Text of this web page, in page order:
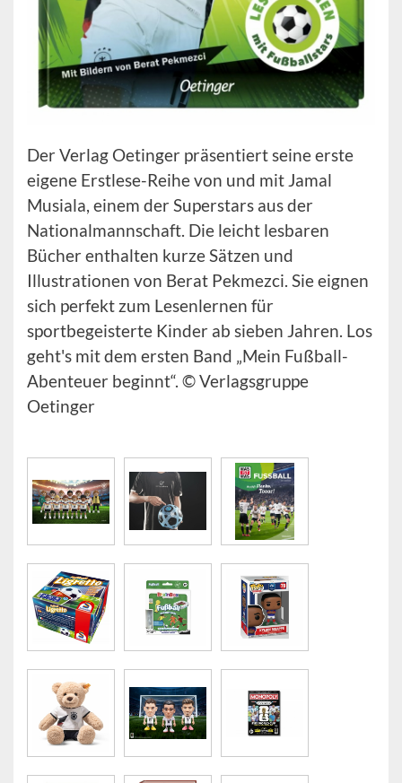
Der Verlag Oetinger präsentiert seine erste
eigene Erstlese-Reihe von und mit Jamal
Musiala, einem der Superstars aus der
Nationalmannschaft. Die leicht lesbaren
Bücher enthalten kurze Sätzen und
Illustrationen von Berat Pekmezci. Sie eignen
sich perfekt zum Lesenlernen für
sportbegeisterte Kinder ab sieben Jahren. Los
geht's mit dem ersten Band „Mein Fußball-
Abenteuer beginnt“. © Verlagsgruppe
Oetinger